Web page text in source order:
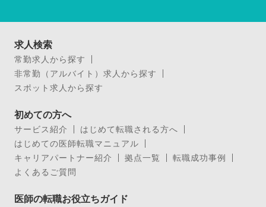
求人検索
常勤求人から探す
非常勤（アルバイト）求人から探す
スポット求人から探す
初めての方へ
サービス紹介
はじめて転職される方へ
はじめての医師転職マニュアル
キャリアパートナー紹介
拠点一覧
転職成功事例
よくあるご質問
医師の転職お役立ちガイド